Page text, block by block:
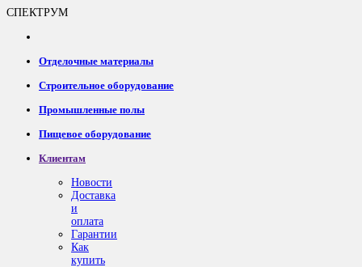
СПЕКТРУМ
Отделочные материалы
Строительное оборудование
Промышленные полы
Пищевое оборудование
Клиентам
Новости
Доставка
и
оплата
Гарантии
Как
купить